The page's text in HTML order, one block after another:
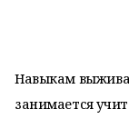
Навыкам
занимается